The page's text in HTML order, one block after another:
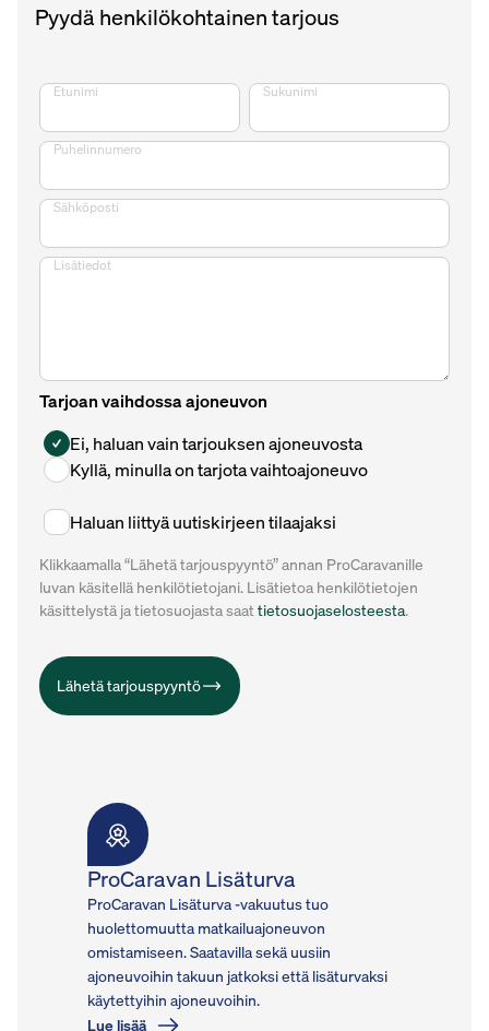
Pyydä henkilökohtainen tarjous
Etunimi Sukunimi
Puhelinnumero
Sähköposti
Lisätiedot
Tarjoan vaihdossa ajoneuvon
Ei, haluan vain tarjouksen ajoneuvosta
Kyllä, minulla on tarjota vaihtoajoneuvo
Haluan liittyä uutiskirjeen tilaajaksi
Klikkaamalla “Lähetä tarjouspyyntö” annan ProCaravanille
luvan käsitellä henkilötietojani. Lisätietoa henkilötietojen
käsittelystä ja tietosuojasta saattietosuojaselosteesta.
Lähetä tarjouspyyntö
ProCaravan Lisäturva
ProCaravan Lisäturva -vakuutus tuo
huolettomuutta matkailuajoneuvon
omistamiseen. Saatavilla sekä uusiin
ajoneuvoihin takuun jatkoksi että lisäturvaksi
käytettyihin ajoneuvoihin.
Lue lisää